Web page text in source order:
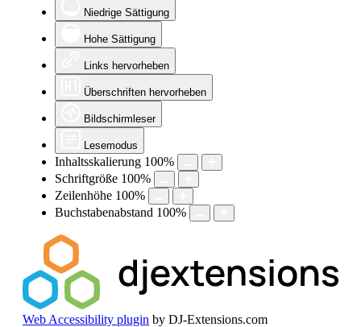
Niedrige Sättigung
Hohe Sättigung
Links hervorheben
Überschriften hervorheben
Bildschirmleser
Lesemodus
Inhaltsskalierung 100%
Schriftgröße 100%
Zeilenhöhe 100%
Buchstabenabstand 100%
Web Accessibility plugin by DJ-Extensions.com